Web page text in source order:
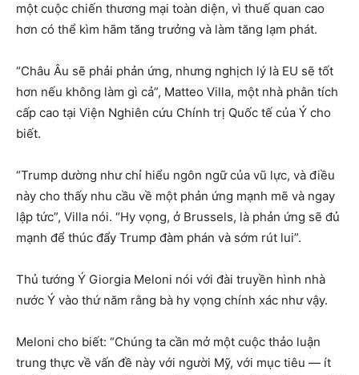
một cuộc chiến thương mại toàn diện, vì thuế quan cao
hơn có thể kìm hãm tăng trưởng và làm tăng lạm phát.
“Châu Âu sẽ phải phản ứng, nhưng nghịch lý là EU sẽ tốt
hơn nếu không làm gì cả”, Matteo Villa, một nhà phân tích
cấp cao tại Viện Nghiên cứu Chính trị Quốc tế của Ý cho
biết.
“Trump dường như chỉ hiểu ngôn ngữ của vũ lực, và điều
này cho thấy nhu cầu về một phản ứng mạnh mẽ và ngay
lập tức”, Villa nói. “Hy vọng, ở Brussels, là phản ứng sẽ đủ
mạnh để thúc đẩy Trump đàm phán và sớm rút lui”.
Thủ tướng Ý Giorgia Meloni nói với đài truyền hình nhà
nước Ý vào thứ năm rằng bà hy vọng chính xác như vậy.
Meloni cho biết: “Chúng ta cần mở một cuộc thảo luận
trung thực về vấn đề này với người Mỹ, với mục tiêu — ít